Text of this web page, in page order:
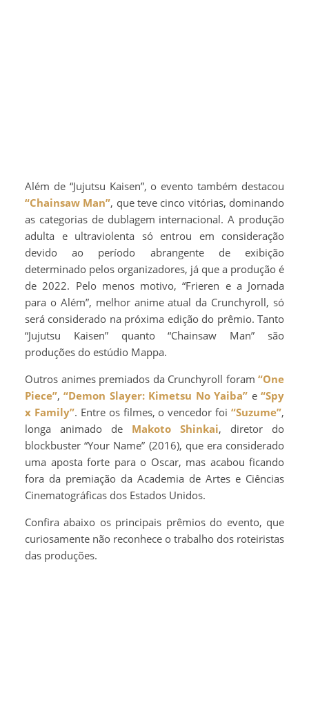
Além de “Jujutsu Kaisen”, o evento também destacou
“Chainsaw Man”, que teve cinco vitórias, dominando
as categorias de dublagem internacional. A produção
adulta e ultraviolenta só entrou em consideração
devido ao período abrangente de exibição
determinado pelos organizadores, já que a produção é
de 2022. Pelo menos motivo, “Frieren e a Jornada
para o Além”, melhor anime atual da Crunchyroll, só
será considerado na próxima edição do prêmio. Tanto
“Jujutsu Kaisen” quanto “Chainsaw Man” são
produções do estúdio Mappa.
Outros animes premiados da Crunchyroll foram “One
Piece”,“Demon Slayer: Kimetsu No Yaiba” e“Spy
x Family”. Entre os filmes, o vencedor foi “Suzume”,
longa animado de Makoto Shinkai, diretor do
blockbuster “Your Name” (2016), que era considerado
uma aposta forte para o Oscar, mas acabou ficando
fora da premiação da Academia de Artes e Ciências
Cinematográficas dos Estados Unidos.
Confira abaixo os principais prêmios do evento, que
curiosamente não reconhece o trabalho dos roteiristas
das produções.